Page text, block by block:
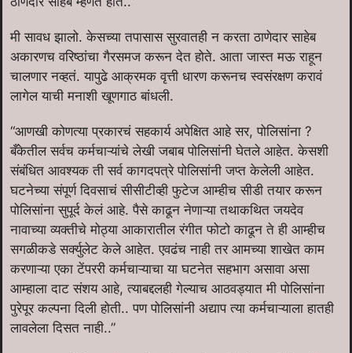
मी सावध झालो. केसच्या तपासास सुरवातही न करता ठाणेदार साहेब
अकारणच वरिष्ठांचा गैरसमज करून देत होते. आता जास्त मऊ राहून
चालणार नव्हतं. यापुढे आक्रमक वृत्ती धारण करूनच स्वसंरक्षण करावं
लागेल याची मनाशी खूणगाठ बांधली.
“आणखी कोणत्या प्रकारचं सहकार्य अपेक्षित आहे सर, पोलिसांना ?
बँकेतील सर्वच कर्मचाऱ्यांचे लेखी जबाब पोलिसांनी घेतले आहेत. केसशी
संबंधित आवश्यक ती सर्व कागदपत्रे पोलिसांनी जप्त केलेली आहेत.
घटनेच्या संपूर्ण दिवसाचं सीसीटीव्ही फुटेज आम्हीच सीडी तयार करून
पोलिसांना सुपूर्द केलं आहे. पैसे काढून नेणाऱ्या तथाकथित जयदेव
नावाच्या व्यक्तीचे मोठ्या आकारातील रंगीत फोटो काढून ते ही आम्हीच
सगळीकडे सर्क्युलेट केले आहेत. एवढंच नाही तर आमच्या शाखेत काम
करणाऱ्या एका टेंपररी कर्मचाऱ्याचा या घटनेत सहभाग असावा असा
आम्हाला दाट संशय आहे, त्याबद्दलही गेल्याच आठवड्यात मी पोलिसांना
पुरेपूर कल्पना दिली होती.. पण पोलिसांनी अद्याप त्या कर्मचाऱ्याला हातही
लावलेला दिसत नाही..”